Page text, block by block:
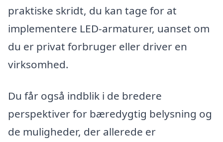
praktiske skridt, du kan tage for at
implementere LED-armaturer, uanset om
du er privat forbruger eller driver en
virksomhed.
Du får også indblik i de bredere
perspektiver for bæredygtig belysning og
de muligheder, der allerede er